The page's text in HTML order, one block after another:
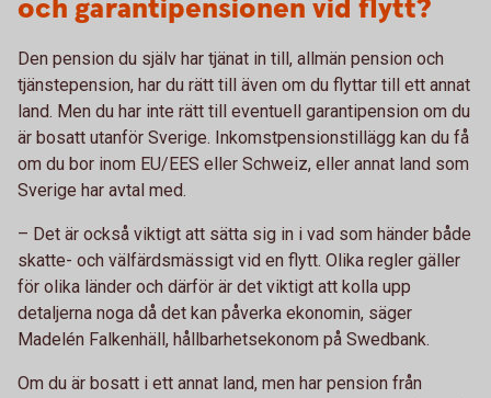
och garantipensionen vid flytt?
Den pension du själv har tjänat in till, allmän pension och
tjänstepension, har du rätt till även om du flyttar till ett annat
land. Men du har inte rätt till eventuell garantipension om du
är bosatt utanför Sverige. Inkomstpensionstillägg kan du få
om du bor inom EU/EES eller Schweiz, eller annat land som
Sverige har avtal med.
– Det är också viktigt att sätta sig in i vad som händer både
skatte- och välfärdsmässigt vid en flytt. Olika regler gäller
för olika länder och därför är det viktigt att kolla upp
detaljerna noga då det kan påverka ekonomin, säger
Madelén Falkenhäll, hållbarhetsekonom på Swedbank.
Om du är bosatt i ett annat land, men har pension från